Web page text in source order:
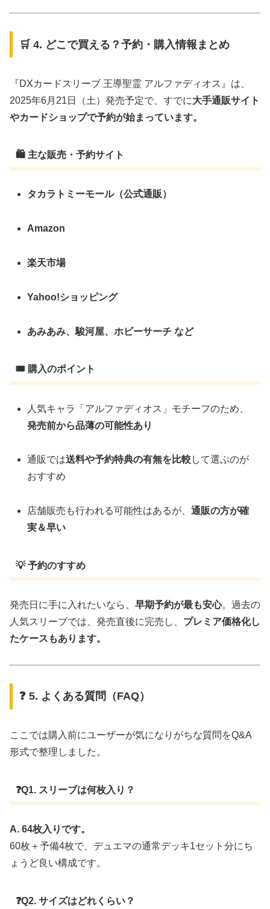
🛒 4. どこで買える？予約・購入情報まとめ
『DXカードスリーブ 王導聖霊 アルファディオス』は、
2025年6月21日（土）発売予定で、すでに大手通販サイト
やカードショップで予約が始まっています。
🛍️ 主な販売・予約サイト
タカラトミーモール（公式通販）
Amazon
楽天市場
Yahoo!ショッピング
あみあみ、駿河屋、ホビーサーチ など
🎟️ 購入のポイント
人気キャラ「アルファディオス」モチーフのため、
発売前から品薄の可能性あり
通販では送料や予約特典の有無を比較して選ぶのが
おすすめ
店舗販売も行われる可能性はあるが、通販の方が確
実＆早い
💡 予約のすすめ
発売日に手に入れたいなら、 早期予約が最も安心。過去の
人気スリーブでは、発売直後に完売し、 プレミア価格化し
たケースもあります。
❓ 5. よくある質問（FAQ）
ここでは購入前にユーザーが気になりがちな質問をQ&A
形式で整理しました。
❓Q1. スリーブは何枚入り？
A. 64枚入りです。
60枚＋予備4枚で、デュエマの通常デッキ1セット分にち
ょうど良い構成です。
❓Q2. サイズはどれくらい？